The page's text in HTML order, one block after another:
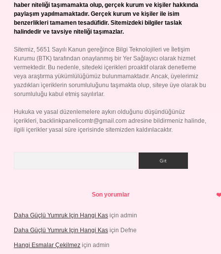
haber niteliği taşımamakta olup, gerçek kurum ve kişiler hakkında
paylaşım yapılmamaktadır. Gerçek kurum ve kişiler ile isim
benzerlikleri tamamen tesadüfidir. Sitemizdeki bilgiler taslak
halindedir ve tavsiye niteliği taşımazlar.
Sitemiz, 5651 Sayılı Kanun gereğince Bilgi Teknolojileri ve İletişim
Kurumu (BTK) tarafından onaylanmış bir Yer Sağlayıcı olarak hizmet
vermektedir. Bu nedenle, sitedeki içerikleri proaktif olarak denetleme
veya araştırma yükümlülüğümüz bulunmamaktadır. Ancak, üyelerimiz
yazdıkları içeriklerin sorumluluğunu taşımakta olup, siteye üye olarak bu
sorumluluğu kabul etmiş sayılırlar.
Hukuka ve yasal düzenlemelere aykırı olduğunu düşündüğünüz
içerikleri, backlinkpanelicomtr@gmail.com adresine bildirmeniz halinde,
ilgili içerikler yasal süre içerisinde sitemizden kaldırılacaktır.
Son yorumlar
Daha Güçlü Yumruk Için Hangi Kas için admin
Daha Güçlü Yumruk Için Hangi Kas için Defne
Hangi Esmalar Çekilmez için admin